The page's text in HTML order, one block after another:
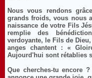
Nous vous rendons
grands froids, vous nous
naissance de votre Fils
remplie des
verdoyante, le Fils de
anges chantent : «
Aujourd'hui sont rétablies
Que cherches-tu encore